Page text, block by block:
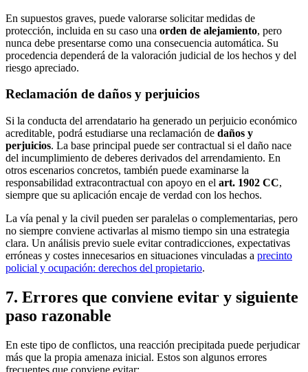
En supuestos graves, puede valorarse solicitar medidas de
protección, incluida en su caso una orden de alejamiento, pero
nunca debe presentarse como una consecuencia automática. Su
procedencia dependerá de la valoración judicial de los hechos y del
riesgo apreciado.
Reclamación de daños y perjuicios
Si la conducta del arrendatario ha generado un perjuicio económico
acreditable, podrá estudiarse una reclamación de daños y
perjuicios. La base principal puede ser contractual si el daño nace
del incumplimiento de deberes derivados del arrendamiento. En
otros escenarios concretos, también puede examinarse la
responsabilidad extracontractual con apoyo en el art. 1902 CC,
siempre que su aplicación encaje de verdad con los hechos.
La vía penal y la civil pueden ser paralelas o complementarias, pero
no siempre conviene activarlas al mismo tiempo sin una estrategia
clara. Un análisis previo suele evitar contradicciones, expectativas
erróneas y costes innecesarios en situaciones vinculadas a precinto
policial y ocupación: derechos del propietario.
7. Errores que conviene evitar y siguiente
paso razonable
En este tipo de conflictos, una reacción precipitada puede perjudicar
más que la propia amenaza inicial. Estos son algunos errores
frecuentes que conviene evitar: